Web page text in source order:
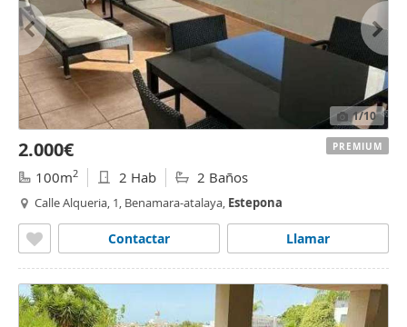
1/10
2.000€
100m2 2 Hab 2 Baños
Calle Alqueria, 1, Benamara-atalaya, Estepona
Llamar
Contactar
PREMIUM